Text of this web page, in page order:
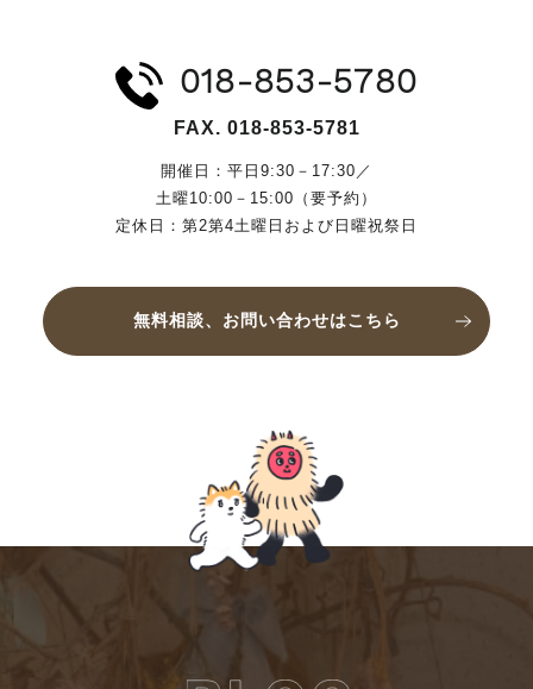
018-853-5780
FAX. 018-853-5781
開催日：平日9:30－17:30／
土曜10:00－15:00（要予約）
定休日：第2第4土曜日および日曜祝祭日
無料相談、お問い合わせはこちら